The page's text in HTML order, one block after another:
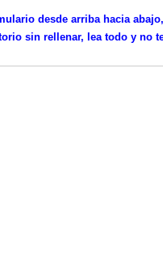
desde arriba hacia
sin rellenar, lea todo y no